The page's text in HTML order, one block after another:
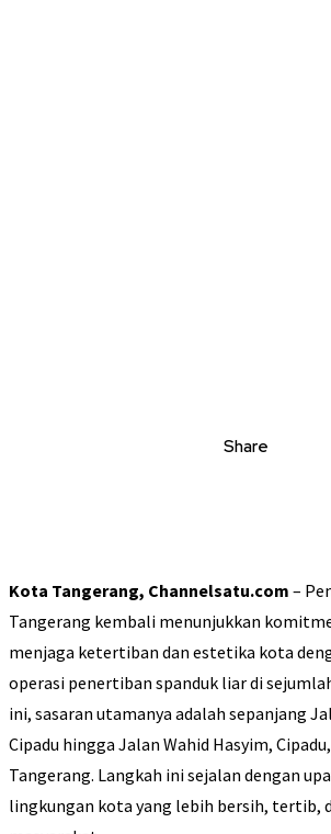
Share
Kota Tangerang, Channelsatu.com –
Tangerang kembali menunjukkan
menjaga ketertiban dan estetika kota
operasi penertiban spanduk liar di
ini, sasaran utamanya adalah sepanjang
Cipadu hingga Jalan Wahid Hasyim,
Tangerang. Langkah ini sejalan dengan
lingkungan kota yang lebih bersih, tertib,